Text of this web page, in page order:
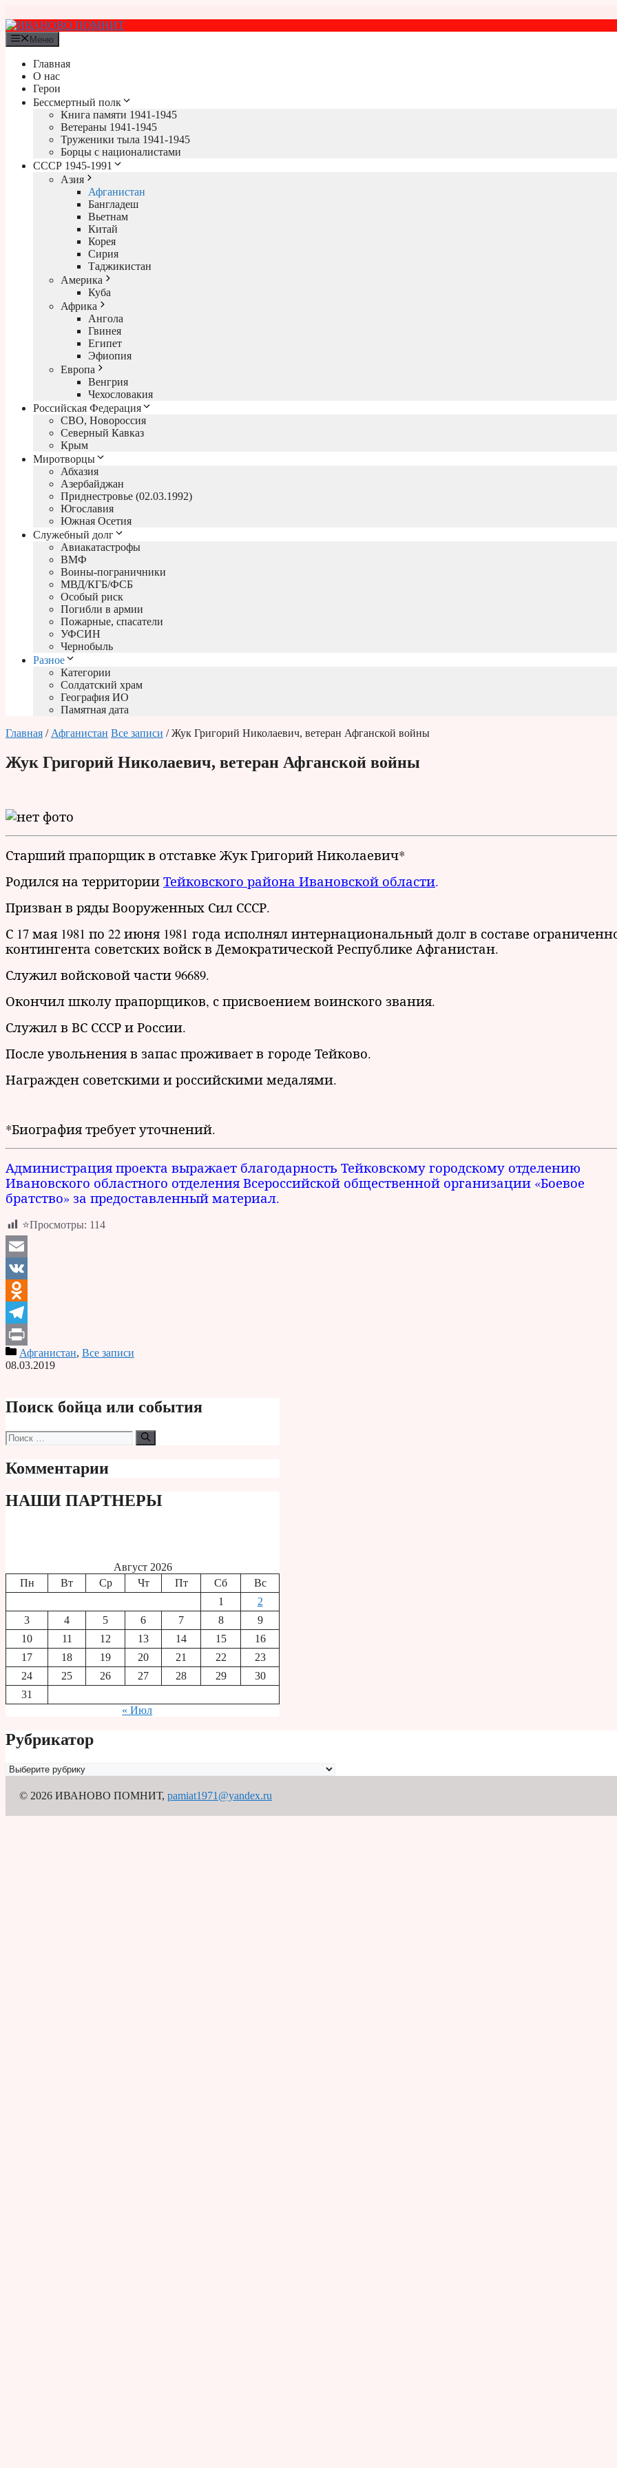
к
содержимому
Меню
Главная
О нас
Герои
Бессмертный полк
Книга памяти 1941-1945
Ветераны 1941-1945
Труженики тыла 1941-1945
Борцы с националистами
СССР 1945-1991
Азия
Афганистан
Бангладеш
Вьетнам
Китай
Корея
Сирия
Таджикистан
Америка
Куба
Африка
Ангола
Гвинея
Египет
Эфиопия
Европа
Венгрия
Чехословакия
Российская Федерация
СВО, Новороссия
Северный Кавказ
Крым
Миротворцы
Абхазия
Азербайджан
Приднестровье (02.03.1992)
Югославия
Южная Осетия
Служебный долг
Авиакатастрофы
ВМФ
Воины-пограничники
МВД/КГБ/ФСБ
Особый риск
Погибли в армии
Пожарные, спасатели
УФСИН
Чернобыль
Разное
Категории
Солдатский храм
География ИО
Памятная дата
Главная / Афганистан Все записи / Жук Григорий Николаевич, ветеран Афганской войны
Жук Григорий Николаевич, ветеран Афганской войны
Старший прапорщик в отставке Жук Григорий Николаевич*
Родился на территории Тейковского района Ивановской области.
Призван в ряды Вооруженных Сил СССР.
С 17 мая 1981 по 22 июня 1981 года исполнял интернациональный долг в составе
контингента советских войск в Демократической Республике Афганистан.
Служил войсковой части 96689.
Окончил школу прапорщиков, с присвоением воинского звания.
Служил в ВС СССР и России.
После увольнения в запас проживает в городе Тейково.
Награжден советскими и российскими медалями.
*Биография требует уточнений.
Администрация проекта выражает благодарность Тейковскому городскому отделению
Ивановского областного отделения Всероссийской общественной организации «Боевое
братство» за предоставленный материал.
⭐Просмотры: 114
Email
VK
Odnoklassniki
Telegram
PrintАфганистан, Все записи
08.03.2019
Поиск бойца или события
Поиск:
Комментарии
НАШИ ПАРТНЕРЫ
Август 2026
Пн
Вт Ср Чт Пт Сб
Вс
1
2
3
4 5 6 7 8
9
10
11 12 13 14 15
16
17
18 19 20 21 22
23
24
25 26 27 28 29
30
31
« Июл
Рубрикатор
Рубрикатор
© 2026 ИВАНОВО ПОМНИТ, pamiat1971@yandex.ru